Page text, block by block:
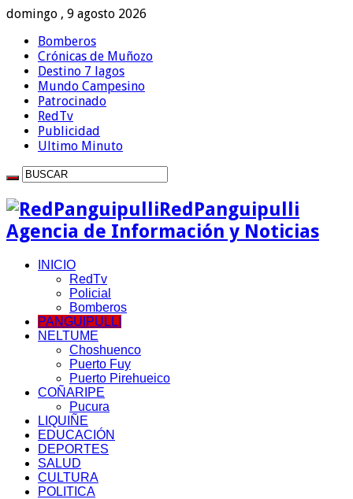
domingo , 9 agosto 2026
Bomberos
Crónicas de Muñozo
Destino 7 lagos
Mundo Campesino
Patrocinado
RedTv
Publicidad
Ultimo Minuto
RedPanguipulli
Agencia de Información y Noticias
INICIO
RedTv
Policial
Bomberos
PANGUIPULLI
NELTUME
Choshuenco
Puerto Fuy
Puerto Pirehueico
COÑARIPE
Pucura
LIQUIÑE
EDUCACIÓN
DEPORTES
SALUD
CULTURA
POLITICA